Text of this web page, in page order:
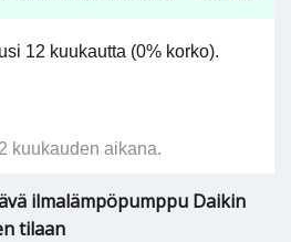
12 kuukautta (0% korko).
kuukauden aikana.
ilmalämpöpumppu Daikin
tilaan